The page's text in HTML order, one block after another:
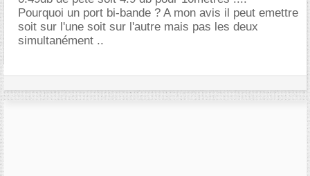
Pourquoi un port bi-bande ? A mon avis il peut emettre
soit sur l'une soit sur l'autre mais pas les deux
simultanément ..